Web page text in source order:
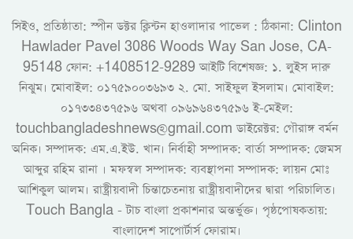
সিইও, প্রতিষ্ঠাতা: স্পীন ডক্টর ক্লিন্টন হাওলাদার পাভেল : ঠিকানা: Clinton
Hawlader Pavel 3086 Woods Way San Jose, CA-
95148 ফোন: +1408512-9289 আইটি বিশেষজ্ঞ: ১. লুইস দারু
নিঝুম। ‎মোবাইল: ০১৭৫৯০০৩৬৯৩ ২. মো. সাইফুল ইসলাম। মোবাইল:
০১৭৩৩৪৩৭৫৯৬ অথবা ০৯৬৯৬৪৩৭৫৯৬ ই-মেইল:
touchbangladeshnews@gmail.com ডাইরেক্টর: গৌরাঙ্গ বর্মন
অনিক। সম্পাদক: এম.এ.ইউ. খান। নির্বাহী সম্পাদক: বার্তা সম্পাদক: জেমস
আব্দুর রহিম রানা । মফস্বল সম্পাদক: ব্যবস্থাপনা সম্পাদক: লায়ন মোঃ
আশিকুল আলম। রাষ্ট্রীয়বাদী চিন্তাচেতনায় রাষ্ট্রীয়বাদীদের দ্বারা পরিচালিত।
Touch Bangla - টাচ বাংলা প্রকাশনার অন্তর্ভুক্ত। পৃষ্ঠপোষকতায়:
বাংলাদেশ সাপোর্টার্স ফোরাম।